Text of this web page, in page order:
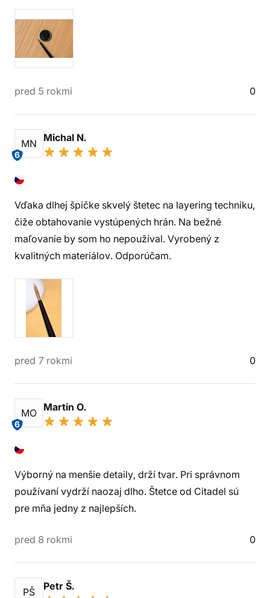
pred 5 rokmi 0
MN
6
Michal N.
Vďaka dlhej špičke skvelý štetec na layering techniku,
čiže obtahovanie vystúpených hrán. Na bežné
maľovanie by som ho nepoužíval. Vyrobený z
kvalitných materiálov. Odporúčam.
pred 7 rokmi 0
MO
6
Martin O.
Výborný na menšie detaily, drží tvar. Pri správnom
používaní vydrží naozaj dlho. Štetce od Citadel sú
pre mňa jedny z najlepších.
pred 8 rokmi 0
PŠ Petr Š.